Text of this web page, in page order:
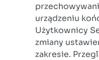
urządzeniu
Użytkownicy
zmiany
zakresie.